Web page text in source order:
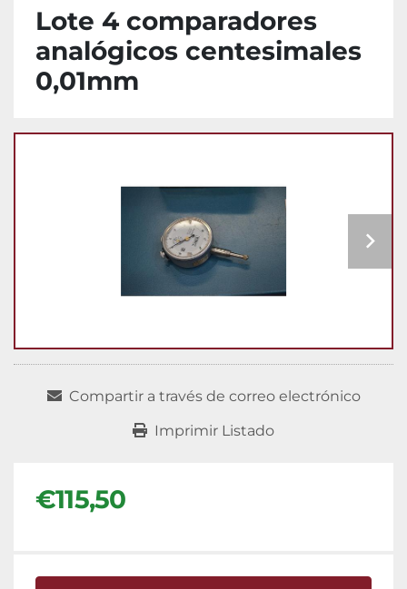
Lote 4 comparadores
analógicos centesimales
0,01mm
Compartir a través de correo electrónico
Imprimir Listado
€115,50